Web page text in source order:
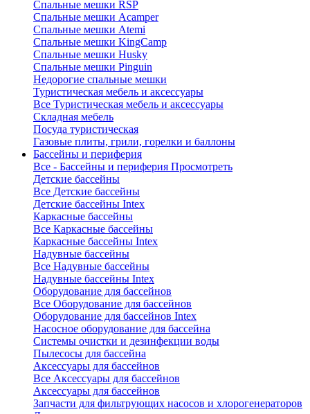
Спальные мешки RSP
Спальные мешки Acamper
Спальные мешки Atemi
Спальные мешки KingCamp
Спальные мешки Husky
Спальные мешки Pinguin
Недорогие спальные мешки
Туристическая мебель и аксессуары
Все Туристическая мебель и аксессуары
Складная мебель
Посуда туристическая
Газовые плиты, грили, горелки и баллоны
Бассейны и периферия
Все - Бассейны и периферия Просмотреть
Детские бассейны
Все Детские бассейны
Детские бассейны Intex
Каркасные бассейны
Все Каркасные бассейны
Каркасные бассейны Intex
Надувные бассейны
Все Надувные бассейны
Надувные бассейны Intex
Оборудование для бассейнов
Все Оборудование для бассейнов
Оборудование для бассейнов Intex
Насосное оборудование для бассейна
Системы очистки и дезинфекции воды
Пылесосы для бассейна
Аксессуары для бассейнов
Все Аксессуары для бассейнов
Аксессуары для бассейнов
Запчасти для фильтрующих насосов и хлорогенераторов